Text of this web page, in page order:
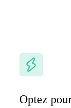
Optez